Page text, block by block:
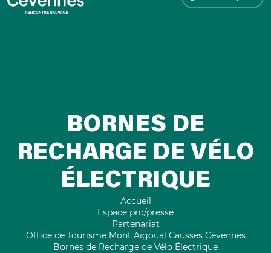
BORNES DE
RECHARGE DE VÉLO
ÉLECTRIQUE
Accueil
Espace pro/presse
Partenariat
Office de Tourisme Mont Aigoual Causses Cévennes
Bornes de Recharge de Vélo Électrique